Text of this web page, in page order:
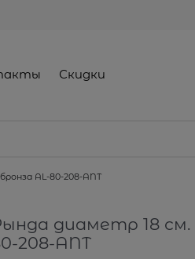
Скидки
AL-80-208-ANT
диаметр 18 см.
208-ANT